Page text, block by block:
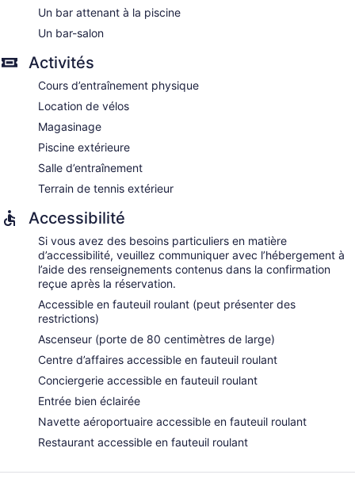
Un bar attenant à la piscine
Un bar-salon
Activités
Cours d’entraînement physique
Location de vélos
Magasinage
Piscine extérieure
Salle d’entraînement
Terrain de tennis extérieur
Accessibilité
Si vous avez des besoins particuliers en matière
d’accessibilité, veuillez communiquer avec l’hébergement à
l’aide des renseignements contenus dans la confirmation
reçue après la réservation.
Accessible en fauteuil roulant (peut présenter des
restrictions)
Ascenseur (porte de 80 centimètres de large)
Centre d’affaires accessible en fauteuil roulant
Conciergerie accessible en fauteuil roulant
Entrée bien éclairée
Navette aéroportuaire accessible en fauteuil roulant
Restaurant accessible en fauteuil roulant